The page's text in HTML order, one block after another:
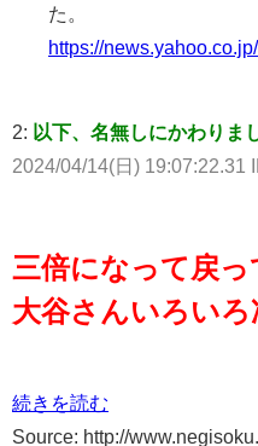
た。
https://
2: 以下、名無しにかわりま
2024/04/14(日) 19:07:22.31
三倍になって戻っ
大谷さんいろいろ
続きを読む
Source: http://